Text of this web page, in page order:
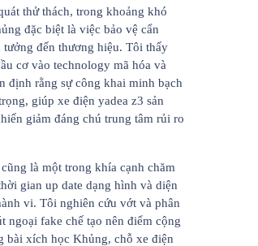
thử thách, trong khoảng khó
đặc biệt là việc bảo vệ cẩn
đến thương hiệu. Tôi thấy
cơ vào technology mã hóa và
định rằng sự công khai minh bạch
giúp xe điện yadea z3 sản
giảm đáng chú trung tâm rủi ro
là một trong khía cạnh chăm
gian up date dạng hình và diện
vi. Tôi nghiên cứu vớt và phân
ngoại fake chế tạo nên điểm cộng
bài xích học Khủng, chỗ xe điện